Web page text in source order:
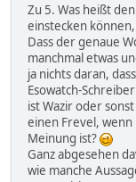
Zu 5. Was heißt
einstecken
Dass der genaue
manchmal etwas
ja nichts daran,
Esowatch-
ist Wazir oder
einen Frevel,
Meinung ist?
Ganz abgesehen
wie manche